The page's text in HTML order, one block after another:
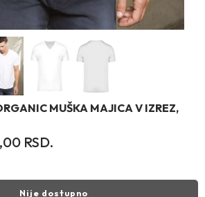
MUŠKA MAJICA V IZREZ,
RSD.
Nije dostupno